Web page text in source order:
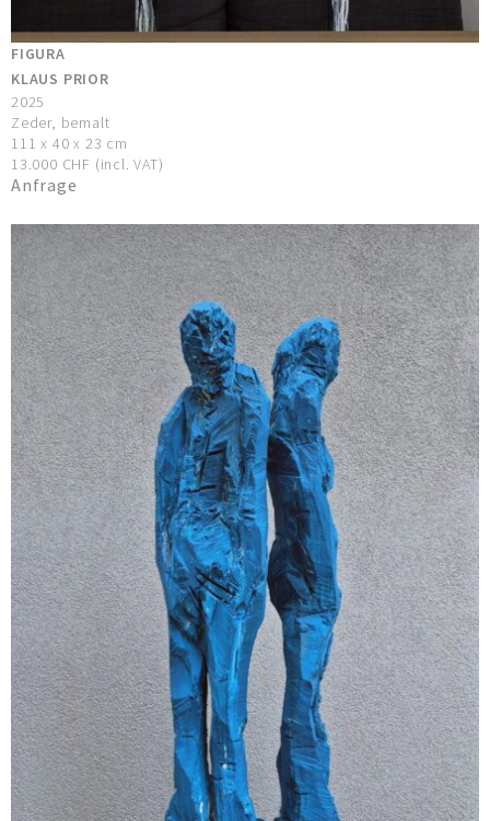
FIGURA
KLAUS PRIOR
2025
Zeder, bemalt
111 x 40 x 23 cm
13.000 CHF (incl. VAT)
Anfrage